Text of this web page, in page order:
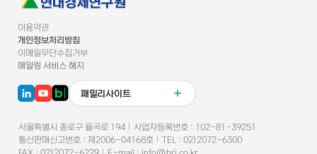
이용약관
개인정보처리방침
이메일무단수집거부
메일링 서비스 해지
패밀리사이트
서울특별시 종로구 율곡로 194 사업자등록번호 : 102-81-39251
통신판매신고번호 : 제2006-04168호 TEL : 02)2072-6300